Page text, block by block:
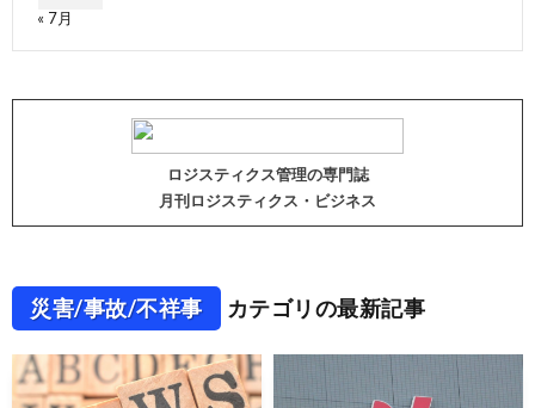
« 7月
ロジスティクス管理の専門誌
月刊ロジスティクス・ビジネス
災害/事故/不祥事 カテゴリの最新記事